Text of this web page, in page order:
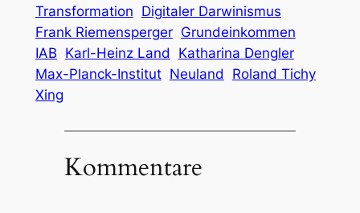
Transformation Digitaler Darwinismus
Frank Riemensperger Grundeinkommen
IAB Karl-Heinz Land
Katharina Dengler
Max-Planck-Institut Neuland
Roland Tichy
Xing
Kommentare